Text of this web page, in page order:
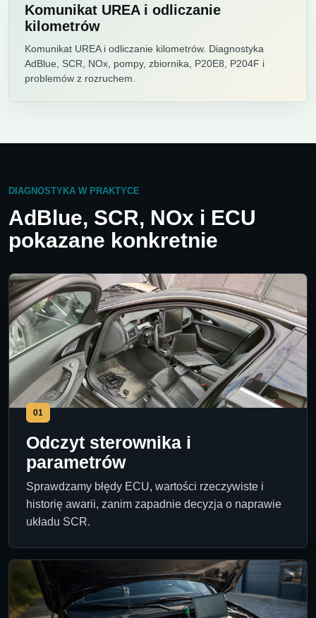
Komunikat UREA i odliczanie
kilometrów
Komunikat UREA i odliczanie kilometrów. Diagnostyka
AdBlue, SCR, NOx, pompy, zbiornika, P20E8, P204F i
problemów z rozruchem.
DIAGNOSTYKA W PRAKTYCE
AdBlue, SCR, NOx i ECU
pokazane konkretnie
01
Odczyt sterownika i
parametrów
Sprawdzamy błędy ECU, wartości rzeczywiste i
historię awarii, zanim zapadnie decyzja o naprawie
układu SCR.